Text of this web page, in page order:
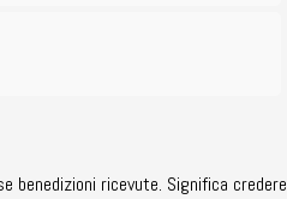
benedizioni ricevute. Significa credere